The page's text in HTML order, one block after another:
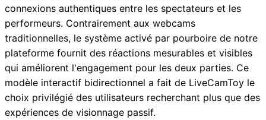
connexions authentiques entre les spectateurs et les
performeurs. Contrairement aux webcams
traditionnelles, le système activé par pourboire de notre
plateforme fournit des réactions mesurables et visibles
qui améliorent l'engagement pour les deux parties. Ce
modèle interactif bidirectionnel a fait de LiveCamToy le
choix privilégié des utilisateurs recherchant plus que des
expériences de visionnage passif.